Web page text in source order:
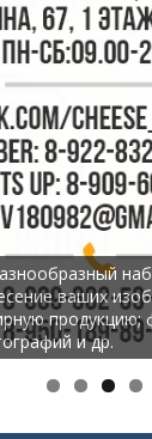
ваших
и др.